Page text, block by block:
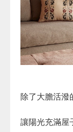
除了大膽活潑
讓陽光充滿屋